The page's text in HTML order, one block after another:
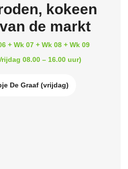
kokeen
de markt
+ Wk 07 + Wk 08 + Wk 09
08.00 – 16.00 uur)
De Graaf (vrijdag)